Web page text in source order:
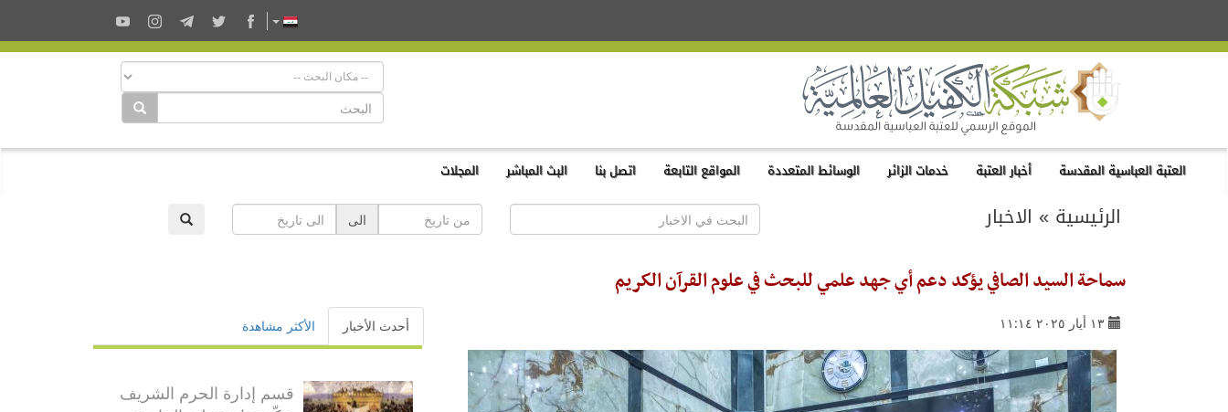
العتبة العباسية المقدسة أخبار العتبة خدمات الزائر الوسائط المتعددة المواقع التابعة اتصل بنا البث المباشر المجلات
الرئيسية » الاخبار الى
سماحة السيد الصافي يؤكد دعم أي جهد علمي للبحث في علوم القرآن الكريم
١٣ أيار ٢٠٢٥ ١١:١٤ أحدث الأخبار الأكثر مشاهدة
قسم إدارة الحرم الشريف